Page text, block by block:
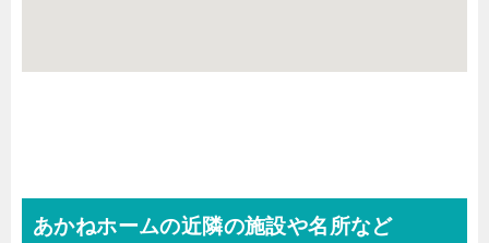
あかねホームの近隣の施設や名所など